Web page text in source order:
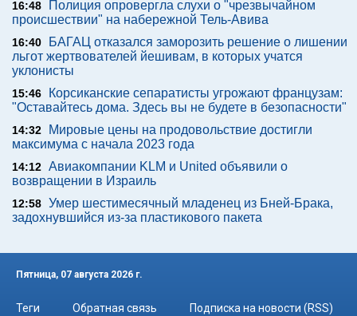
16:48
Полиция опровергла слухи о "чрезвычайном
происшествии" на набережной Тель-Авива
16:40
БАГАЦ отказался заморозить решение о лишении
льгот жертвователей йешивам, в которых учатся
уклонисты
15:46
Корсиканские сепаратисты угрожают французам:
"Оставайтесь дома. Здесь вы не будете в безопасности"
14:32
Мировые цены на продовольствие достигли
максимума с начала 2023 года
14:12 Авиакомпании KLM и United объявили о
возвращении в Израиль
12:58 Умер шестимесячный младенец из Бней-Брака,
задохнувшийся из-за пластикового пакета
Пятница, 07 августа 2026 г.
Теги Обратная связь
Подписка на новости (RSS)